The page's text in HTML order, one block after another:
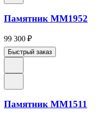
Памятник ММ1952
99 300 ₽
Быстрый заказ
Памятник ММ1511